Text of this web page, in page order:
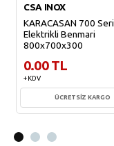
CSA INOX
KARACASAN 700 Seri
Elektrikli Benmari
800x700x300
0.00 TL
+ KDV
ÜCRETSİZ KARGO